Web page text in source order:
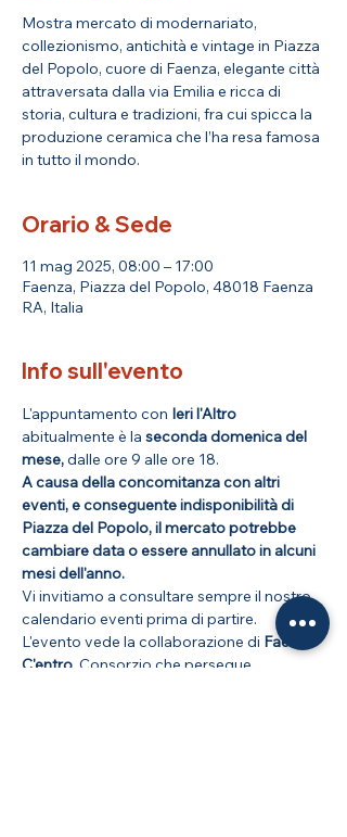
Mostra mercato di modernariato,
collezionismo, antichità e vintage in Piazza
del Popolo, cuore di Faenza, elegante città
attraversata dalla via Emilia e ricca di
storia, cultura e tradizioni, fra cui spicca la
produzione ceramica che l’ha resa famosa
in tutto il mondo.
Orario & Sede
11 mag 2025, 08:00 – 17:00
Faenza, Piazza del Popolo, 48018 Faenza
RA, Italia
Info sull'evento
L'appuntamento con Ieri l'Altro
abitualmente è la seconda domenica del
mese, dalle ore 9 alle ore 18.
A causa della concomitanza con altri
eventi, e conseguente indisponibilità di
Piazza del Popolo, il mercato potrebbe
cambiare data o essere annullato in alcuni
mesi dell'anno.
Vi invitiamo a consultare sempre il nostro
calendario eventi prima di partire.
L'evento vede la collaborazione di Faenza
C'entro , Consorzio che persegue